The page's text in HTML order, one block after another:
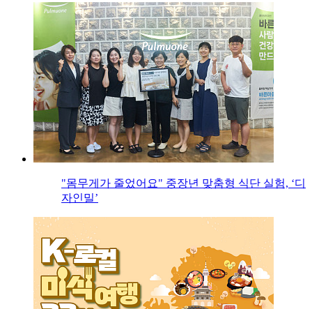
"몸무게가 줄었어요" 중장년 맞춤형 식단 실험, ‘디
자인밀’